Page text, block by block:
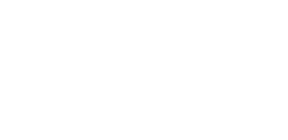
from original language)